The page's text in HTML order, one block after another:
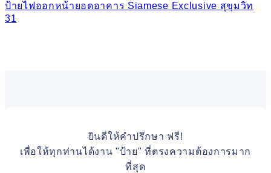
ป้ายไฟออกหน้ายอดอาคาร Siamese Exclusive สุขุมวิท
31
ยินดีให้คำปรึกษา ฟรี!
เพื่อให้ทุกท่านได้งาน "ป้าย" ที่ตรงความต้องการมาก
ที่สุด